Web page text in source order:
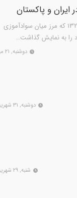
و پاکستان
سوادآموزی سرعتی از نگاه باغچه‌بان درست هفتاد سال پیش از این، یعنی در سال 1329 که مرز میان سوادآموزی
را به نمایش گذاشت…
دوشنبه, ۲۱ مهر
دوشنبه, ۳۱ شهریور
شنبه, ۲۹ شهریور